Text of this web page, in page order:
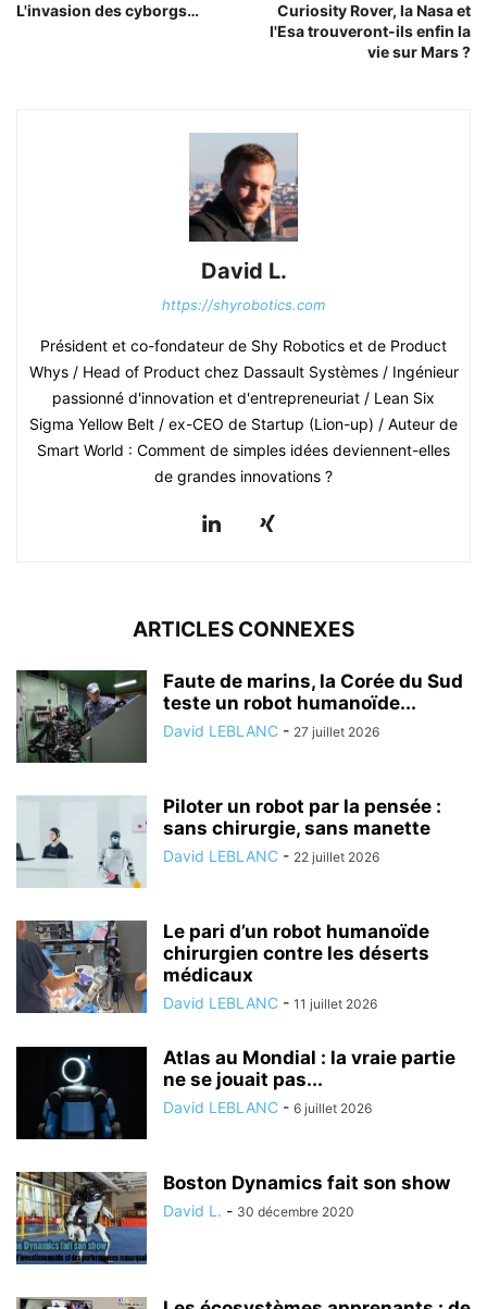
L'invasion des cyborgs…
Curiosity Rover, la Nasa et
l'Esa trouveront-ils enfin la
vie sur Mars ?
David L.
https://shyrobotics.com
Président et co-fondateur de Shy Robotics et de Product
Whys / Head of Product chez Dassault Systèmes / Ingénieur
passionné d'innovation et d'entrepreneuriat / Lean Six
Sigma Yellow Belt / ex-CEO de Startup (Lion-up) / Auteur de
Smart World : Comment de simples idées deviennent-elles
de grandes innovations ?
ARTICLES CONNEXES
Faute de marins, la Corée du Sud
teste un robot humanoïde...
David LEBLANC - 27 juillet 2026
Piloter un robot par la pensée :
sans chirurgie, sans manette
David LEBLANC - 22 juillet 2026
Le pari d’un robot humanoïde
chirurgien contre les déserts
médicaux
David LEBLANC - 11 juillet 2026
Atlas au Mondial : la vraie partie
ne se jouait pas...
David LEBLANC - 6 juillet 2026
Boston Dynamics fait son show
David L. - 30 décembre 2020